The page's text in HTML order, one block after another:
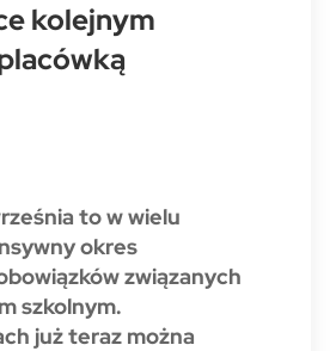
kolejnym
to w wielu
okres
związanych
szkolnym.
już teraz można